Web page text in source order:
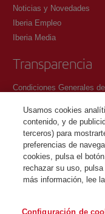
Noticias y Novedades
Iberia Empleo
Iberia Media
Transparencia
Condiciones Generales
Política de protección de
Gestión y Política de
Contacto
©Iberia Joven 2026.
Usamos cookies
contenido, y de
terceros) para
preferencias de
cookies, pulsa el
rechazar su uso,
más información, lee la
Configuración de